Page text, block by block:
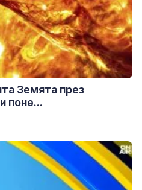
Земята през
поне...